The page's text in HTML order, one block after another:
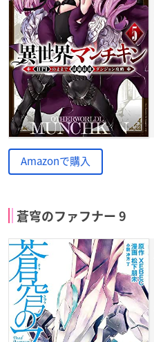
Amazonで購入
蒼穹のファフナー 9